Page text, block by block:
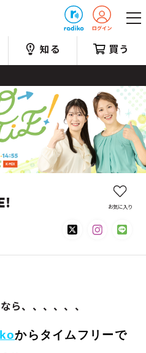
知る 買う
お気に入り
ら、、、、、、
から タイムフ リーで